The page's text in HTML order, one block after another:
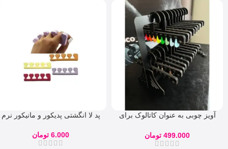
آویز چوبی به عنوان کاتالوک برای
499.000 تومان
پد لا انگشتی پدیکور و مانیکور نرم
6.000 تومان